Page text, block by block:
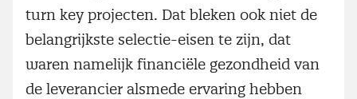
turn key projecten. Dat bleken ook niet de
belangrijkste selectie-eisen te zijn, dat
waren namelijk financiële gezondheid van
de leverancier alsmede ervaring hebben